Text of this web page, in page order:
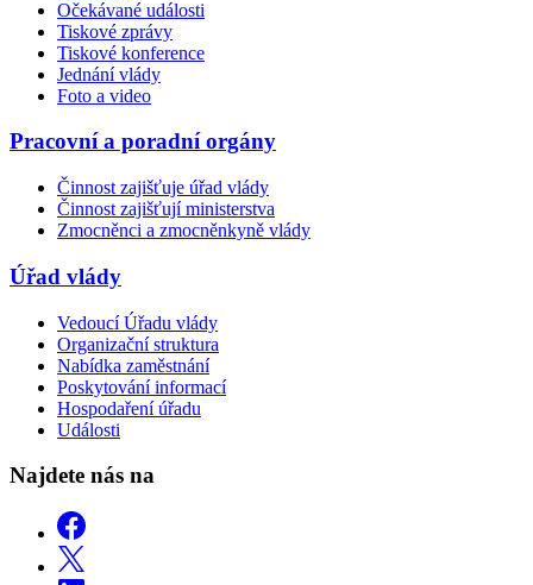
Očekávané události
Tiskové zprávy
Tiskové konference
Jednání vlády
Foto a video
Pracovní a poradní orgány
Činnost zajišťuje úřad vlády
Činnost zajišťují ministerstva
Zmocněnci a zmocněnkyně vlády
Úřad vlády
Vedoucí Úřadu vlády
Organizační struktura
Nabídka zaměstnání
Poskytování informací
Hospodaření úřadu
Události
Najdete nás na